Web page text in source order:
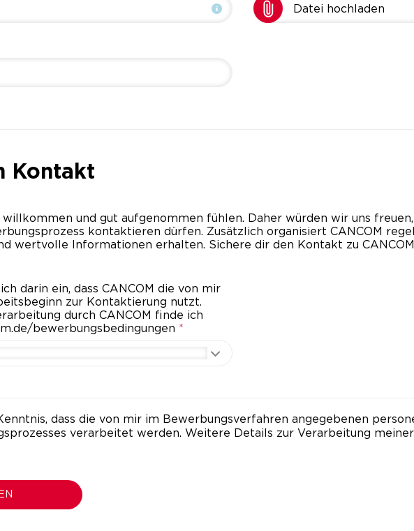
Datei hochladen
Kontakt
willkommen und gut aufgenommen fühlen. Daher würden wir uns
kontaktieren dürfen. Zusätzlich organisiert CANCOM
wertvolle Informationen erhalten. Sichere dir den Kontakt zu
darin ein, dass CANCOM die von mir
zur Kontaktierung nutzt.
durch CANCOM finde ich
bewerbungsbedingungen *
dass die von mir im Bewerbungsverfahren angegebenen
verarbeitet werden. Weitere Details zur Verarbeitung